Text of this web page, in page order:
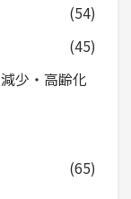
(54)
(45)
少・高齢化
(65)